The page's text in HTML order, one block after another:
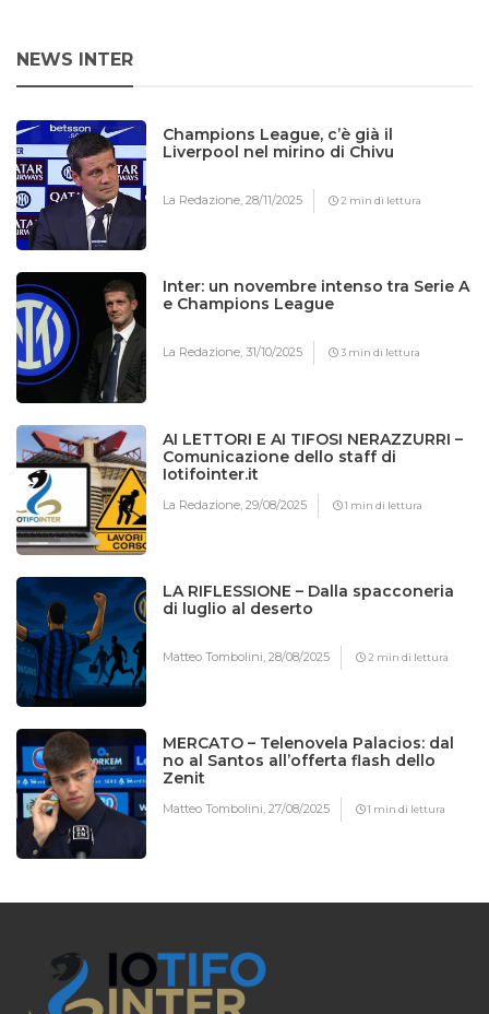
NEWS INTER
Champions League, c’è già il
Liverpool nel mirino di Chivu
La Redazione,28/11/2025 2 min di lettura
Inter: un novembre intenso tra Serie A
e Champions League
La Redazione,31/10/2025 3 min di lettura
AI LETTORI E AI TIFOSI NERAZZURRI –
Comunicazione dello staff di
Iotifointer.it
La Redazione,29/08/2025 1 min di lettura
LA RIFLESSIONE – Dalla spacconeria
di luglio al deserto
Matteo Tombolini,28/08/2025 2 min di lettura
MERCATO – Telenovela Palacios: dal
no al Santos all’offerta flash dello
Zenit
Matteo Tombolini,27/08/2025 1 min di lettura